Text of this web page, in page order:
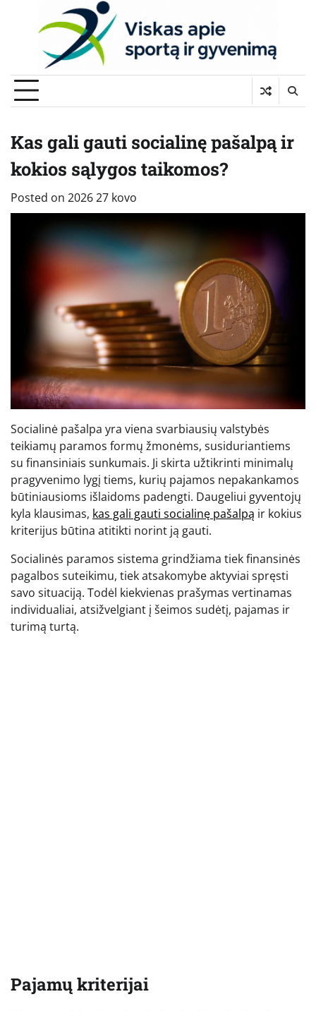
Kas gali gauti socialinę pašalpą ir
kokios sąlygos taikomos?
Posted on 2026 27 kovo
Socialinė pašalpa yra viena svarbiausių valstybės
teikiamų paramos formų žmonėms, susiduriantiems
su finansiniais sunkumais. Ji skirta užtikrinti minimalų
pragyvenimo lygį tiems, kurių pajamos nepakankamos
būtiniausioms išlaidoms padengti. Daugeliui gyventojų
kyla klausimas, kas gali gauti socialinę pašalpą ir kokius
kriterijus būtina atitikti norint ją gauti.
Socialinės paramos sistema grindžiama tiek finansinės
pagalbos suteikimu, tiek atsakomybe aktyviai spręsti
savo situaciją. Todėl kiekvienas prašymas vertinamas
individualiai, atsižvelgiant į šeimos sudėtį, pajamas ir
turimą turtą.
Pajamų kriterijai